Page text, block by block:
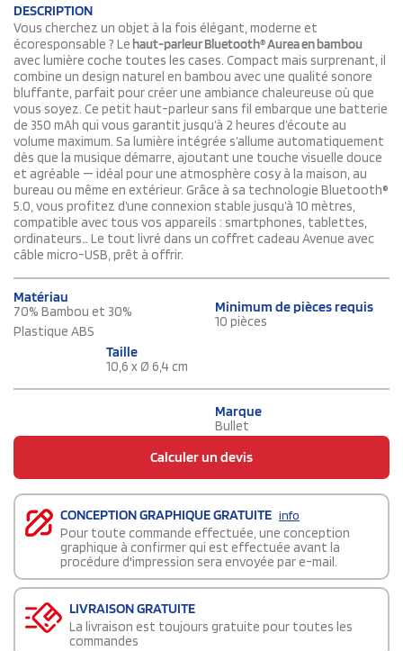
DESCRIPTION
Vous cherchez un objet à la fois élégant, moderne et
écoresponsable ? Le haut-parleur Bluetooth® Aurea en bambou
avec lumière coche toutes les cases. Compact mais surprenant, il
combine un design naturel en bambou avec une qualité sonore
bluffante, parfait pour créer une ambiance chaleureuse où que
vous soyez. Ce petit haut-parleur sans fil embarque une batterie
de 350 mAh qui vous garantit jusqu’à 2 heures d’écoute au
volume maximum. Sa lumière intégrée s’allume automatiquement
dès que la musique démarre, ajoutant une touche visuelle douce
et agréable — idéal pour une atmosphère cosy à la maison, au
bureau ou même en extérieur. Grâce à sa technologie Bluetooth®
5.0, vous profitez d’une connexion stable jusqu’à 10 mètres,
compatible avec tous vos appareils : smartphones, tablettes,
ordinateurs… Le tout livré dans un coffret cadeau Avenue avec
câble micro-USB, prêt à offrir.
Matériau
70% Bambou et 30%
Plastique ABS
Minimum de pièces requis
10 pièces
Taille
10,6 x Ø 6,4 cm
Marque
Bullet
Calculer un devis
CONCEPTION GRAPHIQUE GRATUITE info
Pour toute commande effectuée, une conception
graphique à confirmer qui est effectuée avant la
procédure d'impression sera envoyée par e-mail.
LIVRAISON GRATUITE
La livraison est toujours gratuite pour toutes les
commandes